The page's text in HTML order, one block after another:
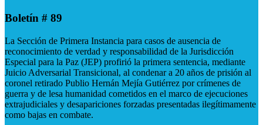
Boletín # 89
La Sección de Primera Instancia para casos de ausencia de
reconocimiento de verdad y responsabilidad de la Jurisdicción
Especial para la Paz (JEP) profirió la primera sentencia, mediante
Juicio Adversarial Transicional, al condenar a 20 años de prisión al
coronel retirado Publio Hernán Mejía Gutiérrez por crímenes de
guerra y de lesa humanidad cometidos en el marco de ejecuciones
extrajudiciales y desapariciones forzadas presentadas ilegítimamente
como bajas en combate.